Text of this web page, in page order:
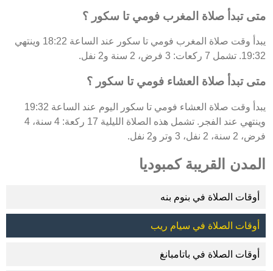
متى تبدأ صلاة المغرب فومي تا سكور ؟
يبدأ وقت صلاة المغرب فومي تا سكور عند الساعة 18:22 وينتهي
19:32. تشمل 7 ركعات: 3 فرض، 2 سنة و2 نفل.
متى تبدأ صلاة العشاء فومي تا سكور ؟
يبدأ وقت صلاة العشاء فومي تا سكور اليوم عند الساعة 19:32
وينتهي عند الفجر. تشمل هذه الصلاة الليلية 17 ركعة: 4 سنة، 4
فرض، 2 سنة، 2 نفل، 3 وتر و2 نفل.
المدن القريبة كمبوديا
أوقات الصلاة في بنوم بنه
أوقات الصلاة في سيام ريب
أوقات الصلاة في باتامبانغ